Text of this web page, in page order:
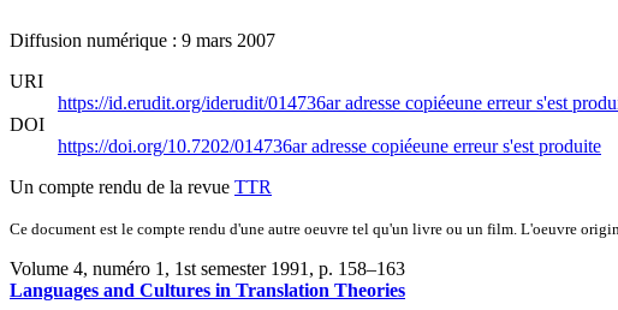
Diffusion numérique : 9 mars 2007
URI
https://id.erudit.org/iderudit/014736aradresse copiéeune erreur s'est
DOI
https://doi.org/10.7202/014736aradresse copiéeune erreur s'est produite
Un compte rendu de la revue TTR
Ce document est le compte rendu d'une autre oeuvre tel qu'un livre ou un film. L'oeuvre
Volume 4, numéro 1, 1st semester 1991 , p. 158–163
Languages and Cultures in Translation Theories